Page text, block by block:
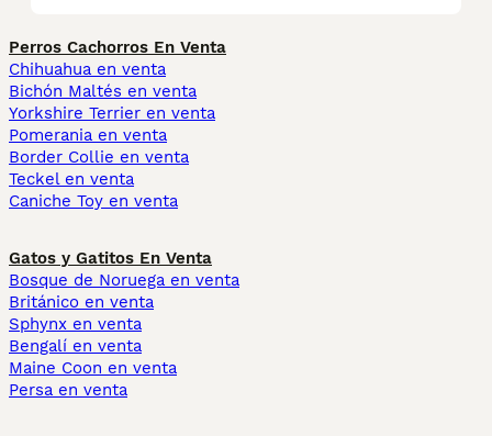
Perros Cachorros En Venta
Chihuahua en venta
Bichón Maltés en venta
Yorkshire Terrier en venta
Pomerania en venta
Border Collie en venta
Teckel en venta
Caniche Toy en venta
Gatos y Gatitos En Venta
Bosque de Noruega en venta
Británico en venta
Sphynx en venta
Bengalí en venta
Maine Coon en venta
Persa en venta